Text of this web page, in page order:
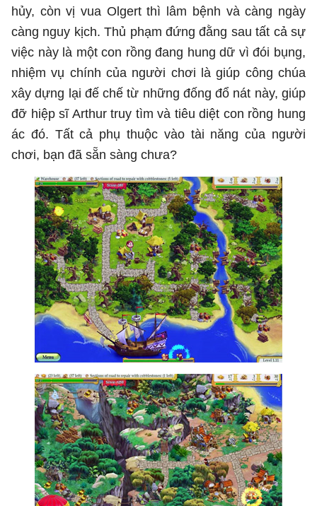
hủy, còn vị vua Olgert thì lâm bệnh và càng ngày
càng nguy kịch. Thủ phạm đứng đằng sau tất cả sự
việc này là một con rồng đang hung dữ vì đói bụng,
nhiệm vụ chính của người chơi là giúp công chúa
xây dựng lại đế chế từ những đống đổ nát này, giúp
đỡ hiệp sĩ Arthur truy tìm và tiêu diệt con rồng hung
ác đó. Tất cả phụ thuộc vào tài năng của người
chơi, bạn đã sẵn sàng chưa?